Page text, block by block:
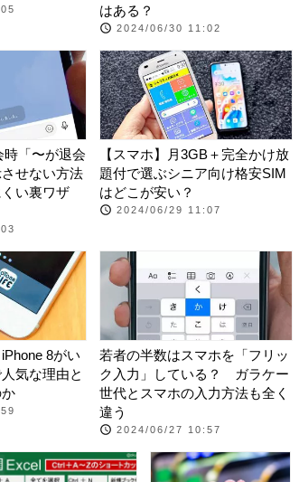
はある？
2024/06/30 11:02
時「〜が退会
せない方法
い裏ワザ
【スマホ】月3GB＋完全かけ放
題付で選ぶシニア向け格安SIM
はどこが安い？
2024/06/29 11:07
8がい
気な理由と
若者の半数はスマホを「フリッ
ク入力」している？ ガラケー
世代とスマホの入力方法も全く
違う
2024/06/27 10:57